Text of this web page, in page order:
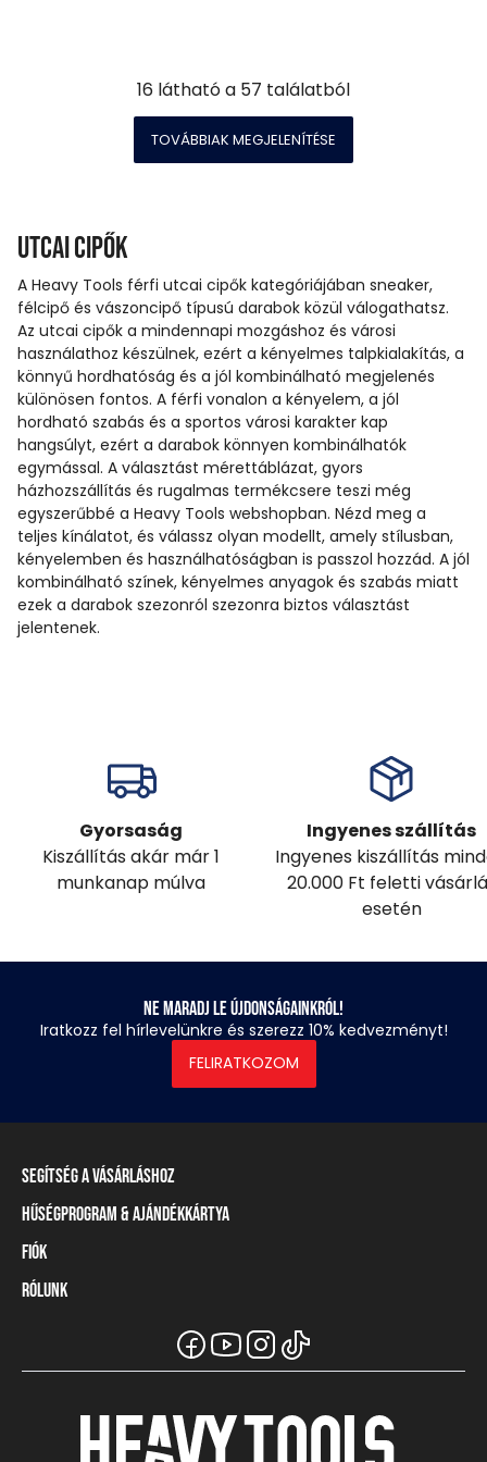
16 látható a 57 találatból
TOVÁBBIAK MEGJELENÍTÉSE
Utcai cipők
A Heavy Tools férfi utcai cipők kategóriájában sneaker,
félcipő és vászoncipő típusú darabok közül válogathatsz.
Az utcai cipők a mindennapi mozgáshoz és városi
használathoz készülnek, ezért a kényelmes talpkialakítás, a
könnyű hordhatóság és a jól kombinálható megjelenés
különösen fontos. A férfi vonalon a kényelem, a jól
hordható szabás és a sportos városi karakter kap
hangsúlyt, ezért a darabok könnyen kombinálhatók
egymással. A választást mérettáblázat, gyors
házhozszállítás és rugalmas termékcsere teszi még
egyszerűbbé a Heavy Tools webshopban. Nézd meg a
teljes kínálatot, és válassz olyan modellt, amely stílusban,
kényelemben és használhatóságban is passzol hozzád. A jól
kombinálható színek, kényelmes anyagok és szabás miatt
ezek a darabok szezonról szezonra biztos választást
jelentenek.
Gyorsaság
Kiszállítás akár már 1
munkanap múlva
Ingyenes szállítás
Ingyenes kiszállítás
20.000 Ft feletti
esetén
Ne maradj le újdonságainkról!
Iratkozz fel hírlevelünkre és szerezz 10% kedvezményt!
FELIRATKOZOM
Segítség a vásárláshoz
Szállítási információ
Fizetési módok
Mérettáblázat
Üzleteink és viszonteladók
Gyakori kérdések (GYIK)
Hűségprogram & Ajándékkártya
Törzsvásárlói program
Ajándékkártya
Fiók
Belépés / Regisztráció
Rólunk
A Heavy Tools márka
Viszonteladói információ
Széchenyi Terv Plusz